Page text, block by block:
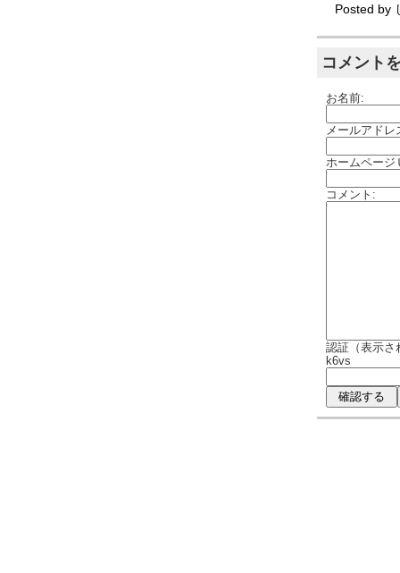
Posted by
コメント
お名前:
メールアド
ホームページ
コメント:
認証（表示さ
k6vs